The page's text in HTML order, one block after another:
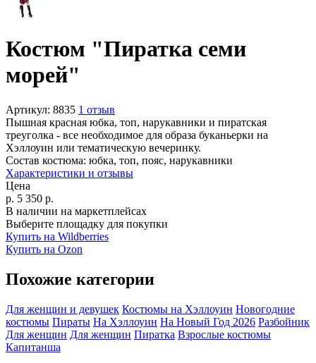
Костюм "Пиратка семи
морей"
Артикул: 8835 1 отзыв
Пышная красная юбка, топ, нарукавники и пиратская
треуголка - все необходимое для образа буканьерки на
Хэллоуин или тематическую вечеринку.
Состав костюма: юбка, топ, пояс, нарукавники
Характеристики и отзывы
Цена
р. 5 350 р.
В наличии на маркетплейсах
Выберите площадку для покупки
Купить на Wildberries
Купить на Ozon
Похожие категории
Для женщин и девушек Костюмы на Хэллоуин Новогодние
костюмы Пираты На Хэллоуин На Новый Год 2026 Разбойник
Для женщин Для женщин Пиратка Взрослые костюмы
Капитанша